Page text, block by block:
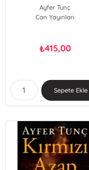
Ayfer Tunç
Can Yayınları
₺415,00
Sepete Ekle